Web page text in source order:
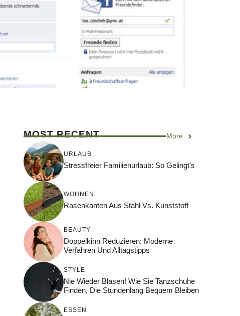
MOST RECENT More
URLAUB
Stressfreier Familienurlaub: So Gelingt’s
WOHNEN
Rasenkanten Aus Stahl Vs. Kunststoff
BEAUTY
Doppelkinn Reduzieren: Moderne
Verfahren Und Alltagstipps
STYLE
Nie Wieder Blasen! Wie Sie Tanzschuhe
Finden, Die Stundenlang Bequem Bleiben
ESSEN